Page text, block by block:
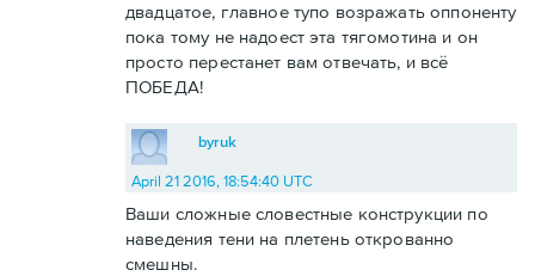
двадцатое, главное тупо возражать оппоненту
пока тому не надоест эта тягомотина и он
просто перестанет вам отвечать, и всё
ПОБЕДА!
byruk
April 21 2016, 18:54:40 UTC
Ваши сложные словестные конструкции по
наведения тени на плетень открованно
смешны.